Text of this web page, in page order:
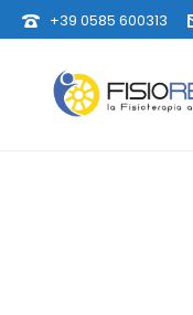
+39 0585 600313